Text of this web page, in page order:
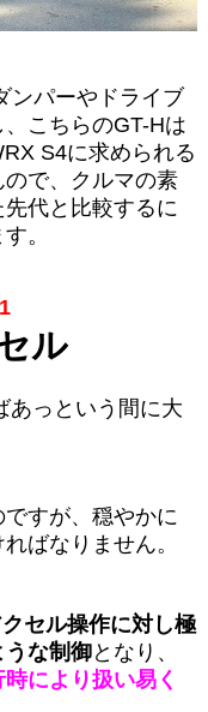
ンパーやドライブ
こちらのGT-Hは
S4に求められる
で、クルマの素
代と比較するに
。
ル
あっという間に大
すが、穏やかに
ばなりません。
セル操作に対し極
うな制御となり、
により扱い易く